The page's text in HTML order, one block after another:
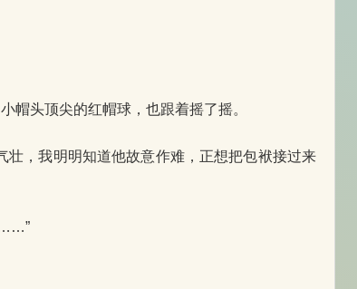
头顶尖的红帽球，也跟着摇了摇。
，我明明知道他故意作难，正想把包袱接过来
……”